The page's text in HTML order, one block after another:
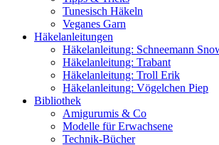
Tunesisch Häkeln
Veganes Garn
Häkelanleitungen
Häkelanleitung: Schneemann
Häkelanleitung: Trabant
Häkelanleitung: Troll Erik
Häkelanleitung: Vögelchen Piep
Bibliothek
Amigurumis & Co
Modelle für Erwachsene
Technik-Bücher